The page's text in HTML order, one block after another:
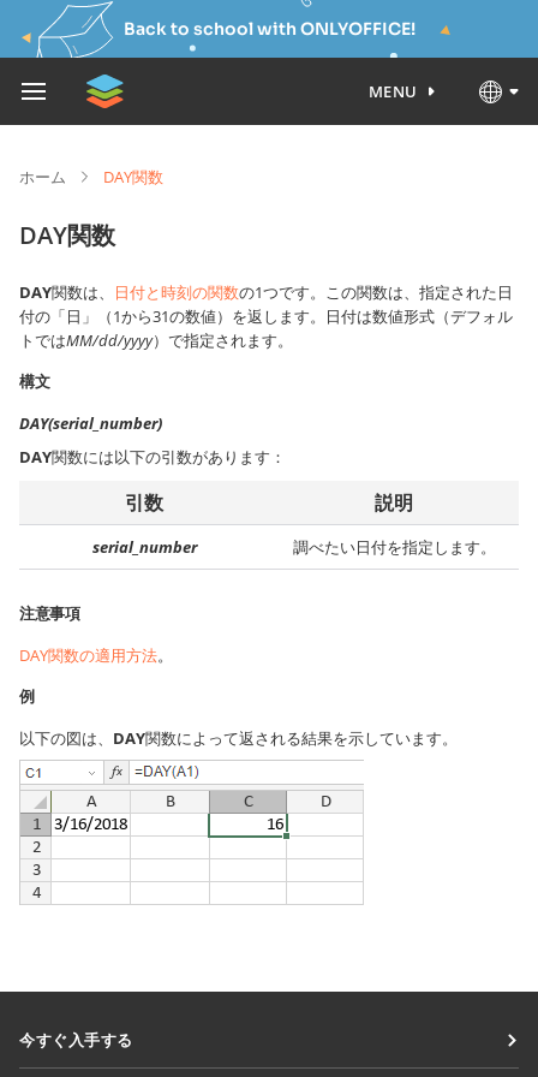
Back to school with ONLYOFFICE!
MENU
ホーム DAY関数
DAY関数
DAY関数は、 日付と時刻の関数の1つです。この関数は、指定された日
付の「日」（1から31の数値）を返します。日付は数値形式（デフォル
トではMM/dd/yyyy）で指定されます。
構文
DAY(serial_number)
DAY関数には以下の引数があります：
引数 説明
serial_number 調べたい日付を指定します。
注意事項
DAY関数の適用方法。
例
以下の図は、 DAY関数によって返される結果を示しています。
今すぐ入手する